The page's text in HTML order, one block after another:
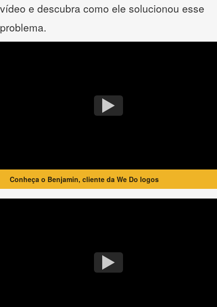
vídeo e descubra como ele solucionou esse
problema.
Conheça o Benjamin, cliente da We Do logos